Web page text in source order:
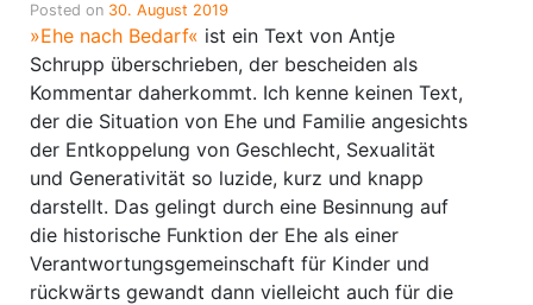
Posted on 30. August 2019
»Ehe nach Bedarf« ist ein Text von Antje
Schrupp überschrieben, der bescheiden als
Kommentar daherkommt. Ich kenne keinen Text,
der die Situation von Ehe und Familie angesichts
der Entkoppelung von Geschlecht, Sexualität
und Generativität so luzide, kurz und knapp
darstellt. Das gelingt durch eine Besinnung auf
die historische Funktion der Ehe als einer
Verantwortungsgemeinschaft für Kinder und
rückwärts gewandt dann vielleicht auch für die